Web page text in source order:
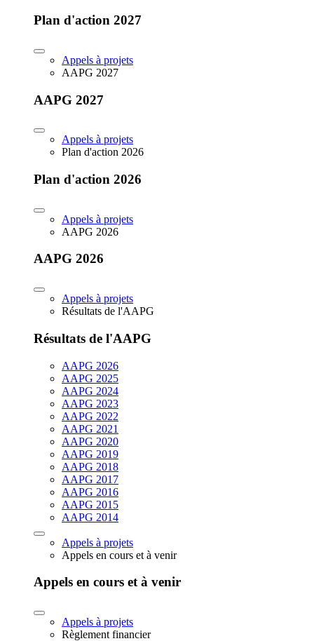
Plan d'action 2027
Appels à projets
AAPG 2027
AAPG 2027
Appels à projets
Plan d'action 2026
Plan d'action 2026
Appels à projets
AAPG 2026
AAPG 2026
Appels à projets
Résultats de l'AAPG
Résultats de l'AAPG
AAPG 2026
AAPG 2025
AAPG 2024
AAPG 2023
AAPG 2022
AAPG 2021
AAPG 2020
AAPG 2019
AAPG 2018
AAPG 2017
AAPG 2016
AAPG 2015
AAPG 2014
Appels à projets
Appels en cours et à venir
Appels en cours et à venir
Appels à projets
Règlement financier